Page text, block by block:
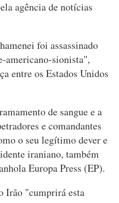
agência de notícias
foi assassinado
americano-sionista",
entre os Estados Unidos
de sangue e a
e comandantes
o seu legítimo dever e
iraniano, também
Europa Press (EP).
Irão "cumprirá esta